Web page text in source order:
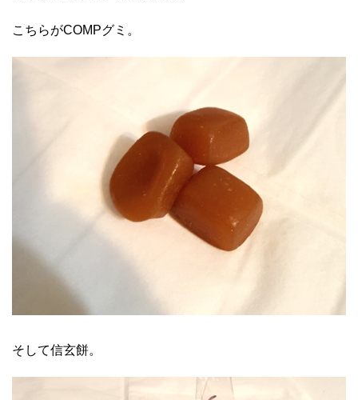
こちらがCOMPグミ。
そして信玄餅。